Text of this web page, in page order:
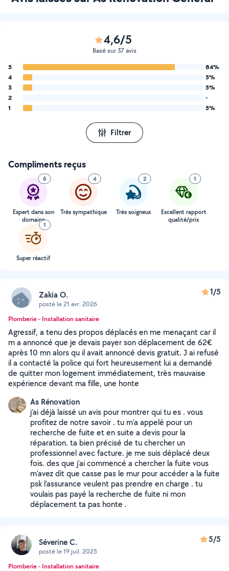
4,6/5
Basé sur 37 avis
5
84%
4
5%
3
5%
2
-
1
5%
Filtrer
Compliments reçus
6
Expert dans son
domaine
4
Très sympathique
2
Très soigneux
1
Excellent rapport
qualité/prix
1
Super réactif
Zakia O.
posté le 21 avr. 2026
1/5
Plomberie - Installation sanitaire
Agressif, a tenu des propos déplacés en me menaçant car il
m a annoncé que je devais payer son déplacement de 62€
après 10 mn alors qu il avait annoncé devis gratuit. J ai refusé
il a contacté la police qui fort heureusement lui a demandé
de quitter mon logement immédiatement, très mauvaise
expérience devant ma fille, une honte
As Rénovation
j'ai déjà laissé un avis pour montrer qui tu es . vous
profitez de notre savoir . tu m'a appelé pour un
recherche de fuite et en suite a devis pour la
réparation. ta bien précisé de tu chercher un
professionnel avec facture. je me suis déplacé deux
fois. des que j'ai commencé a chercher la fuite vous
m'avez dit que casse pas le mur pour accéder a la fuite
psk l'assurance veulent pas prendre en charge . tu
voulais pas payé la recherche de fuite ni mon
déplacement ta pas honte .
Séverine C.
posté le 19 juil. 2025
5/5
Plomberie - Installation sanitaire